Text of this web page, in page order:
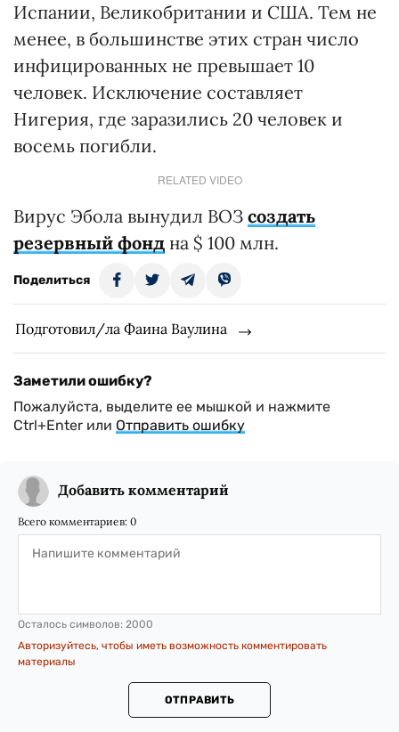
Испании, Великобритании и США. Тем не
менее, в большинстве этих стран число
инфицированных не превышает 10
человек. Исключение составляет
Нигерия, где заразились 20 человек и
восемь погибли.
RELATED VIDEO
Вирус Эбола вынудил ВОЗ создать
резервный фонд на $ 100 млн.
Поделиться
Подготовил/ла Фаина Ваулина
Заметили ошибку?
Пожалуйста, выделите ее мышкой и нажмите
Ctrl+Enter или Отправить ошибку
Добавить комментарий
Всего комментариев: 0
Осталось символов: 2000
Авторизуйтесь, чтобы иметь возможность комментировать
материалы
ОТПРАВИТЬ